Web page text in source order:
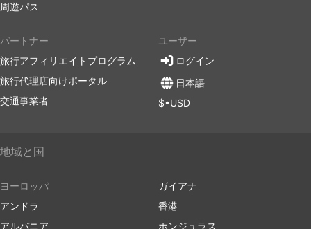
周遊パス
パートナー
旅行アフィリエイトプログラム
旅行代理店向けポータル
交通事業者
ユーザー
ログイン
日本語
$•USD
地域と国
ヨーロッパ
アンドラ
アルバニア
ガイアナ
香港
ホンジュラス